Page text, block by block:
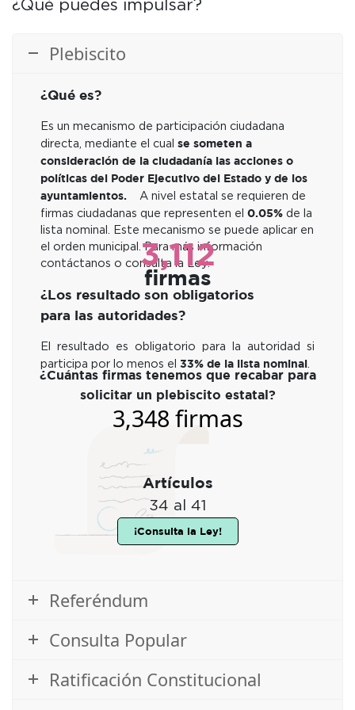
¿Qué puedes impulsar?
Plebiscito
¿Qué es?
Es un mecanismo de participación ciudadana
directa, mediante el cual se someten a
consideración de la ciudadanía las acciones o
políticas del Poder Ejecutivo del Estado y de los
ayuntamientos.
A nivel estatal se requieren de
firmas ciudadanas que representen el 0.05% de la
lista nominal. Este mecanismo se puede aplicar en
el orden municipal. Para más información
contáctanos o consulta la Ley.
¿Los resultado son obligatorios
para las autoridades?
El resultado es obligatorio para la autoridad si
participa por lo menos el 33% de la lista nominal
3,112
firmas
¿Cuántas firmas tenemos que recabar para
solicitar un plebiscito estatal?
3,348 firmas
Artículos
34 al 41
¡Consulta la Ley!
Referéndum
Consulta Popular
Ratificación Constitucional